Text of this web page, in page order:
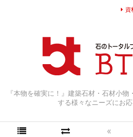
『本物を確実に！』建築石材・石材小
する様々なニーズにお
«
資